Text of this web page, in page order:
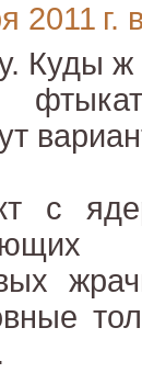
2011 г.
Куды
с